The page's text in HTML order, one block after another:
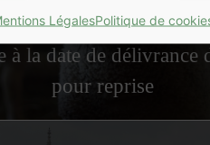
LégalesPolitique de
comporter la clause
à la date de délivrance
pour reprise